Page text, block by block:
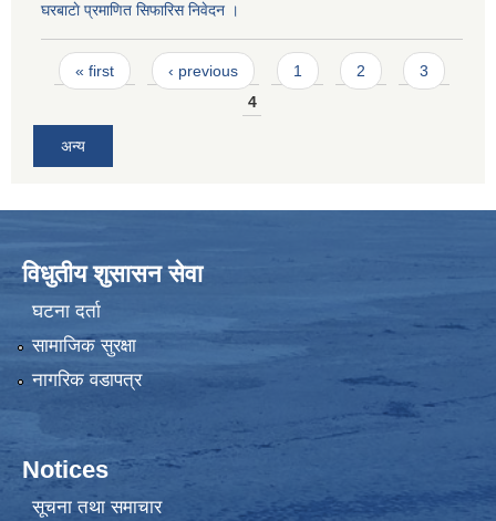
घरबाटाे प्रमाणित सिफारिस निवेदन ।
Pages
« first ‹ previous 1 2
3
4
अन्य
विधुतीय शुसासन सेवा
घटना दर्ता
सामाजिक सुरक्षा
नागरिक वडापत्र
Notices
सूचना तथा समाचार